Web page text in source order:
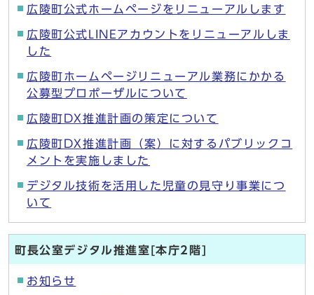
広陵町公式ホームページをリニューアルします
広陵町公式LINEアカウントをリニューアルしま
した
広陵町ホームページリニューアル業務にかかる
公募型プロポーザルについて
広陵町DX推進計画の策定について
広陵町DX推進計画（案）に対するパブリックコ
メントを実施しました
デジタル技術を活用した児童の見守り事業につ
いて
町長公室デジタル推進室[本庁2階]
お知らせ